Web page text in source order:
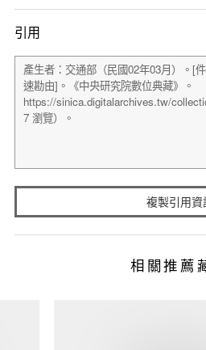
引用
複製引用資
相關推薦